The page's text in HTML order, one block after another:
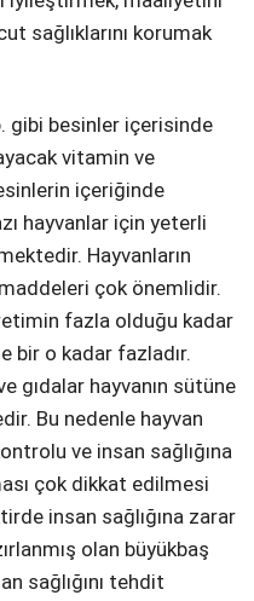
sağlıklarını korumak
gibi besinler içerisinde
vitamin ve
içeriğinde
hayvanlar için yeterli
Hayvanların
çok önemlidir.
fazla olduğu kadar
bir o kadar fazladır.
gıdalar hayvanın sütüne
Bu nedenle hayvan
ve insan sağlığına
çok dikkat edilmesi
insan sağlığına zarar
olan büyükbaş
sağlığını tehdit